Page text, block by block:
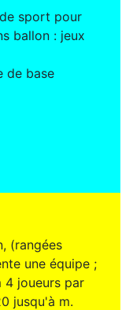
sport pour
ballon : jeux
de base
(rangées
une équipe ;
4 joueurs par
jusqu'à m.